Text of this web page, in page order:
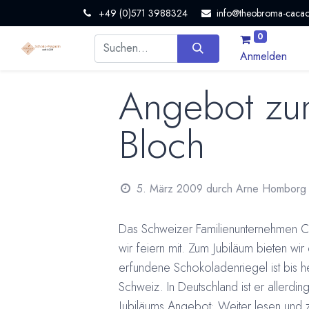
+49 (0)571 3988324 info@theobroma-
0
Anmelden
Angebot
Bloch
5. März 2009 durch Arne Homborg
Das Schweizer Familienunternehmen
wir feiern mit. Zum Jubiläum bieten
erfundene Schokoladenriegel ist bis
Schweiz. In Deutschland ist er